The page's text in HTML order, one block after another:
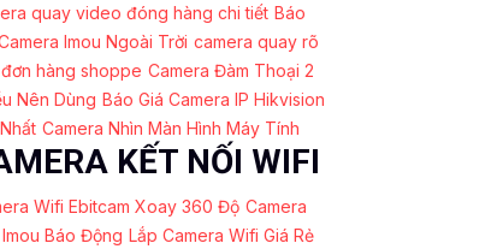
quay video đóng hàng chi tiết Báo
Imou Ngoài Trời camera quay rõ
hàng shoppe Camera Đàm Thoại 2
Nên Dùng Báo Giá Camera IP Hikvision
Camera Nhìn Màn Hình Máy Tính
KẾT NỐI WIFI
Wifi Ebitcam Xoay 360 Độ Camera
Báo Động Lắp Camera Wifi Giá Rẻ